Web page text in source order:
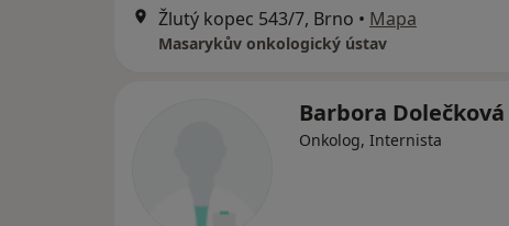
Žlutý kopec 543/7, Brno • Mapa
Masarykův onkologický ústav
Barbora Dolečková
Onkolog, Internista